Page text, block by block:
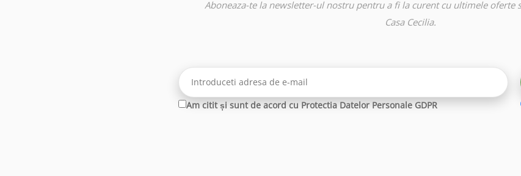
Aboneaza-te la newsletter-ul nostru pentru a fi la curent cu ultimele oferte
Casa Cecilia.
Am citit și sunt de acord cu Protectia Datelor Personale GDPR